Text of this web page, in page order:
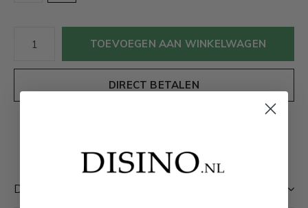
TOEVOEGEN AAN WINKELWAGEN
DIRECT BETALEN
Delen